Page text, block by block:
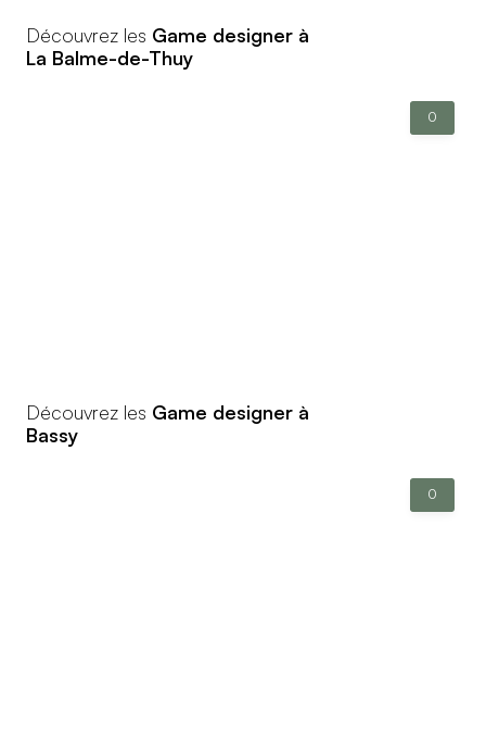
Découvrez les Game designer à
La Balme-de-Thuy
0
Découvrez les Game designer à
Bassy
0